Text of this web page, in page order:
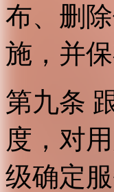
布、删
施，并
第九条
度，对
级确定